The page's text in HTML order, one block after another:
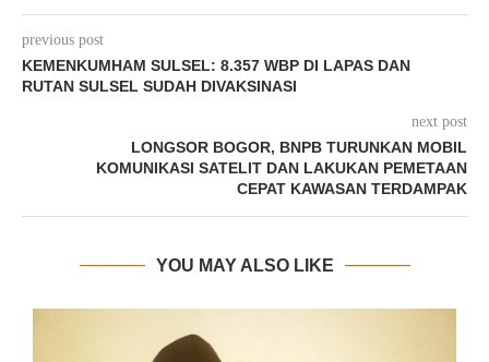
previous post
KEMENKUMHAM SULSEL: 8.357 WBP DI LAPAS DAN
RUTAN SULSEL SUDAH DIVAKSINASI
next post
LONGSOR BOGOR, BNPB TURUNKAN MOBIL
KOMUNIKASI SATELIT DAN LAKUKAN PEMETAAN
CEPAT KAWASAN TERDAMPAK
YOU MAY ALSO LIKE